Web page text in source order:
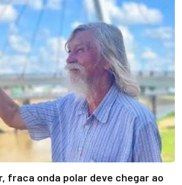
fraca onda polar deve chegar ao